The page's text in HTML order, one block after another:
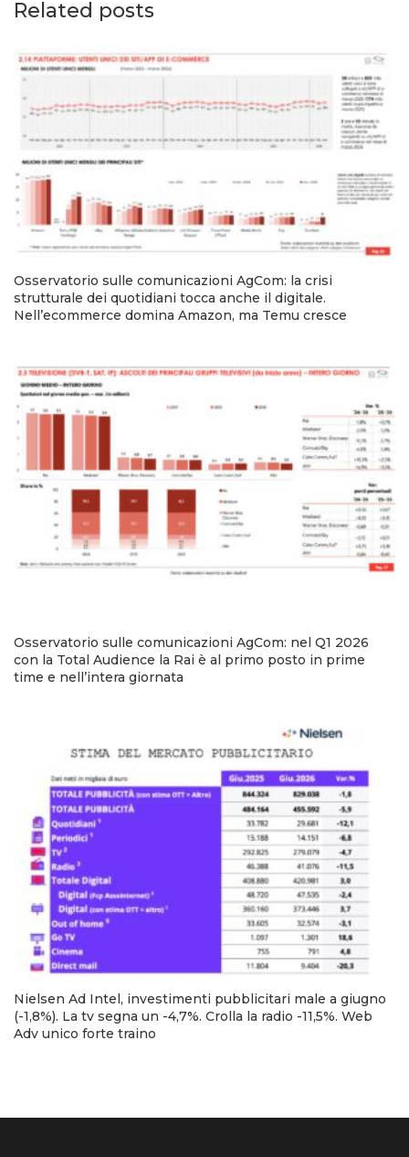
Related posts
Osservatorio sulle comunicazioni AgCom: la crisi
strutturale dei quotidiani tocca anche il digitale.
Nell’ecommerce domina Amazon, ma Temu cresce
Osservatorio sulle comunicazioni AgCom: nel Q1 2026
con la Total Audience la Rai è al primo posto in prime
time e nell’intera giornata
Nielsen Ad Intel, investimenti pubblicitari male a giugno
(-1,8%). La tv segna un -4,7%. Crolla la radio -11,5%. Web
Adv unico forte traino